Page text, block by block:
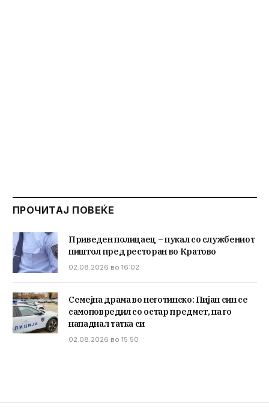
ПРОЧИТАЈ ПОВЕЌЕ
Приведен полицаец – пукал со службениот
пиштол пред ресторан во Кратово
02.08.2026 во 16:02
Семејна драма во неготинско: Пијан син се
самоповредил со остар предмет, па го
нападнал татка си
02.08.2026 во 15:50